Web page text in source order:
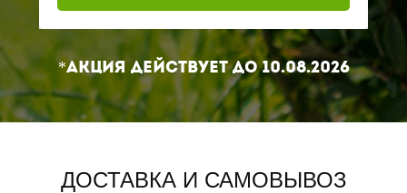
*Акция действует до10.08.2026
ДОСТАВКА И САМОВЫВОЗ